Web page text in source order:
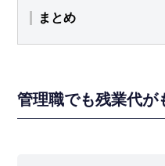
まとめ
管理職でも残業代が